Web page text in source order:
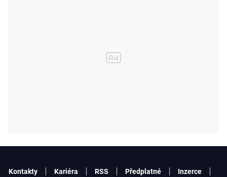
Kontakty Kariéra RSS Předplatné
Inzerce